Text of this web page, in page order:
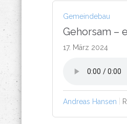
Gemeindebau
Gehorsam –
17. März 2024
Andreas Hansen